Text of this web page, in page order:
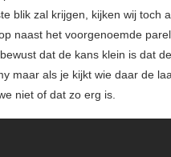
blik zal krijgen, kijken wij toch
naast het voorgenoemde
dat de kans klein is dat
maar als je kijkt wie daar de
niet of dat zo erg is.